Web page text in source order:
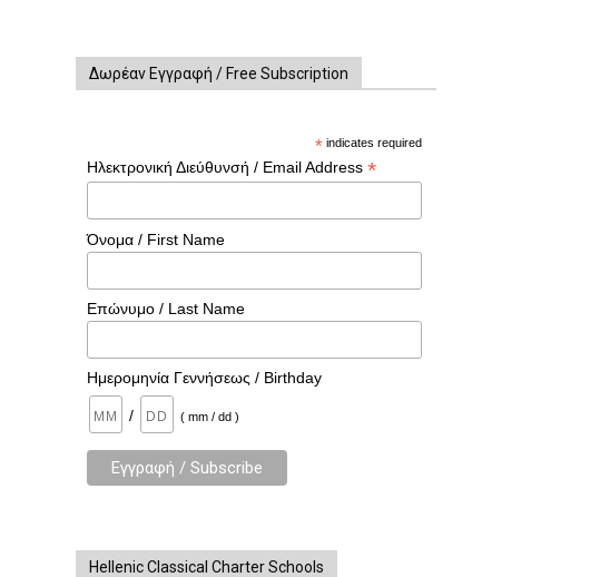
Δωρέαν Εγγραφή / Free Subscription
* indicates required
Ηλεκτρονική Διεύθυνσή / Email Address *
Όνομα / First Name
Επώνυμο / Last Name
Ημερομηνία Γεννήσεως / Birthday
/ ( mm / dd )
Hellenic Classical Charter Schools